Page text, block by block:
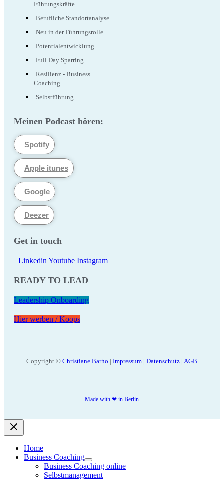
Führungskräfte
Berufliche Standortanalyse
Neu in der Führungsrolle
Potentialentwicklung
Full Day Sparring
Resilienz - Business
Coaching
Selbstführung
Meinen Podcast hören:
Spotify
Apple itunes
Google
Deezer
Get in touch
Linkedin Youtube Instagram
READY TO LEAD
Leadership Onboarding
Hier werben / Koops
Copyright © Christiane Barho | Impressum | Datenschutz | AGB
Made with ❤ in Berlin
Home
Business Coaching
Business Coaching online
Selbstmanagement